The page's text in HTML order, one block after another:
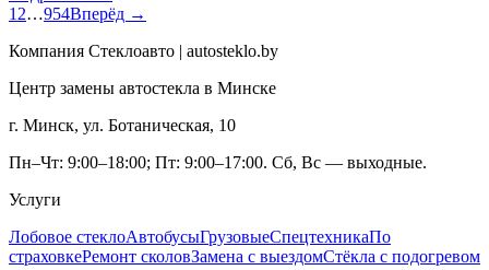
1 2…954Вперёд →
Компания Стеклоавто | autosteklo.by
Центр замены автостекла в Минске
г. Минск, ул. Ботаническая, 10
Пн–Чт: 9:00–18:00; Пт: 9:00–17:00. Сб, Вс — выходные.
Услуги
Лобовое стеклоАвтобусыГрузовыеСпецтехникаПо
страховкеРемонт сколовЗамена с выездомСтёкла с подогревом